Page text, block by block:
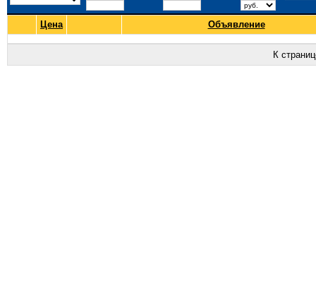
Цена Объявление
К